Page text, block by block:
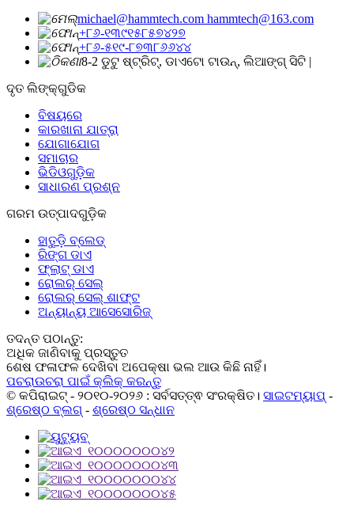
michael@hammtech.com hammtech@163.com
+୮୬-୧୩୯୧୫୮୫୭୪୨୭
+୮୬-୫୧୯-୮୭୩୮୬୬୪୪
8-2 ଡୁଟୁ ଷ୍ଟ୍ରିଟ୍, ଡାଏଟୋ ଟାଉନ୍, ଲିଆଙ୍ଗ୍ ସିଟି |
ଦୃତ ଲିଙ୍କ୍ଗୁଡିକ
ବିଷୟରେ
କାରଖାନା ଯାତ୍ରା
ଯୋଗାଯୋଗ
ସମାଚାର
ଭିଡିଓଗୁଡ଼ିକ
ସାଧାରଣ ପ୍ରଶ୍ନ
ଗରମ ଉତ୍ପାଦଗୁଡ଼ିକ
ହାତୁଡ଼ି ବ୍ଲେଡ୍
ରିଙ୍ଗ ଡାଏ
ଫ୍ଲାଟ୍ ଡାଏ
ରୋଲର୍ ସେଲ୍
ରୋଲର୍ ସେଲ୍ ଶାଫ୍ଟ
ଅନ୍ୟାନ୍ୟ ଆସେସୋରିଜ୍
ତଦନ୍ତ ପଠାନ୍ତୁ:
ଅଧିକ ଜାଣିବାକୁ ପ୍ରସ୍ତୁତ
ଶେଷ ଫଳାଫଳ ଦେଖିବା ଅପେକ୍ଷା ଭଲ ଆଉ କିଛି ନାହିଁ।
ପଚରାଉଚରା ପାଇଁ କ୍ଲିକ୍ କରନ୍ତୁ
© କପିରାଇଟ୍ - ୨୦୧୦-୨୦୨୬ : ସର୍ବସତ୍ତ୍ଵ ସଂରକ୍ଷିତ। ସାଇଟମ୍ୟାପ୍ -
ଶ୍ରେଷ୍ଠ ବ୍ଲଗ୍ - ଶ୍ରେଷ୍ଠ ସନ୍ଧାନ